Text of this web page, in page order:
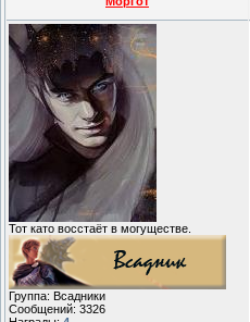
Тот като восстаёт в могуществе.
Группа: Всадники
Сообщений: 3326